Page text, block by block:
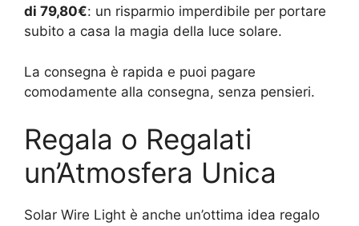
di 79,80€: un risparmio imperdibile per portare
subito a casa la magia della luce solare.
La consegna è rapida e puoi pagare
comodamente alla consegna, senza pensieri.
Regala o Regalati
un’Atmosfera Unica
Solar Wire Light è anche un’ottima idea regalo